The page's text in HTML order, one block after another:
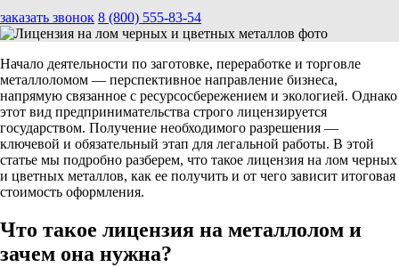
заказать звонок 8 (800) 555-83-54
Начало деятельности по заготовке, переработке и торговле
металлоломом — перспективное направление бизнеса,
напрямую связанное с ресурсосбережением и экологией. Однако
этот вид предпринимательства строго лицензируется
государством. Получение необходимого разрешения —
ключевой и обязательный этап для легальной работы. В этой
статье мы подробно разберем, что такое лицензия на лом черных
и цветных металлов, как ее получить и от чего зависит итоговая
стоимость оформления.
Что такое лицензия на металлолом и
зачем она нужна?